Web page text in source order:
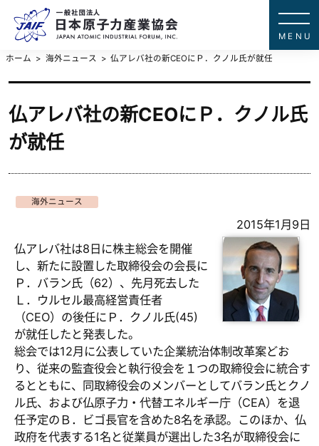
ホーム 海外ニュース 仏アレバ社の新CEOにＰ．クノル氏が就任
仏アレバ社の新CEOにＰ．クノル氏
が就任
海外ニュース
2015年1月9日
仏アレバ社は8日に株主総会を開催
し、新たに設置した取締役会の会長に
Ｐ．バラン氏（62）、先月死去した
Ｌ．ウルセル最高経営責任者
（CEO）の後任にＰ．クノル氏(45)
が就任したと発表した。
総会では12月に公表していた企業統治体制改革案どお
り、従来の監査役会と執行役会を１つの取締役会に統合す
るとともに、同取締役会のメンバーとしてバラン氏とクノ
ル氏、および仏原子力・代替エネルギー庁（CEA）を退
任予定のＢ．ビゴ長官を含めた8名を承認。このほか、仏
政府を代表する1名と従業員が選出した3名が取締役会に